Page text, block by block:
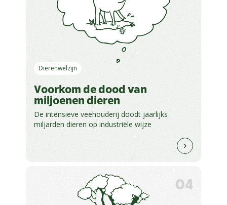
Dierenwelzijn
Voorkom de dood van
miljoenen dieren
De intensieve veehouderij doodt jaarlijks
miljarden dieren op industriële wijze
04